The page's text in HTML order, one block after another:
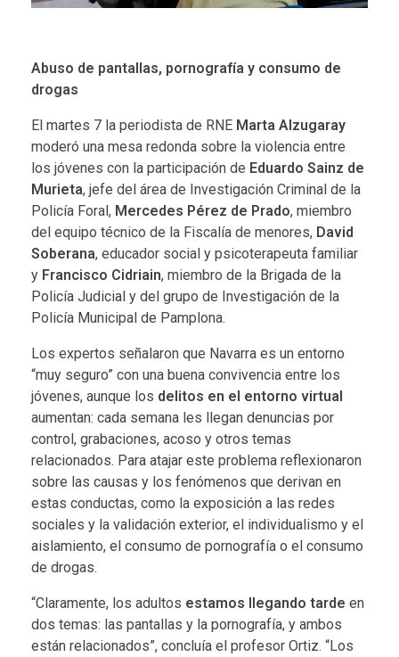
Abuso de pantallas, pornografía y consumo de
drogas
El martes 7 la periodista de RNE Marta Alzugaray
moderó una mesa redonda sobre la violencia entre
los jóvenes con la participación de Eduardo Sainz de
Murieta, jefe del área de Investigación Criminal de la
Policía Foral, Mercedes Pérez de Prado, miembro
del equipo técnico de la Fiscalía de menores, David
Soberana, educador social y psicoterapeuta familiar
y Francisco Cidriain, miembro de la Brigada de la
Policía Judicial y del grupo de Investigación de la
Policía Municipal de Pamplona.
Los expertos señalaron que Navarra es un entorno
“muy seguro” con una buena convivencia entre los
jóvenes, aunque los delitos en el entorno virtual
aumentan: cada semana les llegan denuncias por
control, grabaciones, acoso y otros temas
relacionados. Para atajar este problema reflexionaron
sobre las causas y los fenómenos que derivan en
estas conductas, como la exposición a las redes
sociales y la validación exterior, el individualismo y el
aislamiento, el consumo de pornografía o el consumo
de drogas.
“Claramente, los adultos estamos llegando tarde en
dos temas: las pantallas y la pornografía, y ambos
están relacionados”, concluía el profesor Ortiz. “Los